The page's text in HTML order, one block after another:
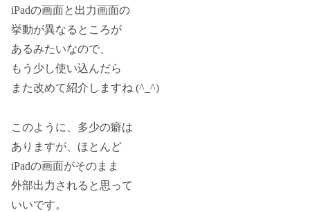
iPadの画面と出力画面の
挙動が異なるところが
あるみたいなので、
もう少し使い込んだら
また改めて紹介しますね (^_^)
このように、多少の癖は
ありますが、ほとんど
iPadの画面がそのまま
外部出力されると思って
いいです。